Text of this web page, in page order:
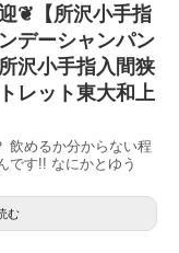
❦【所沢小手指
デーシャンパン
沢小手指入間狭
レット東大和上
飲めるか分からない程
です!! なにかとゆう
む